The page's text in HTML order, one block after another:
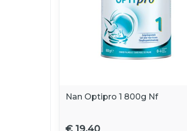
Nan Optipro 1 800g Nf